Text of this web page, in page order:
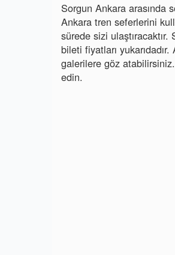
Sorgun Ankara arasında
Ankara tren seferlerini
sürede sizi
bileti fiyatları
galerilere göz
edin.